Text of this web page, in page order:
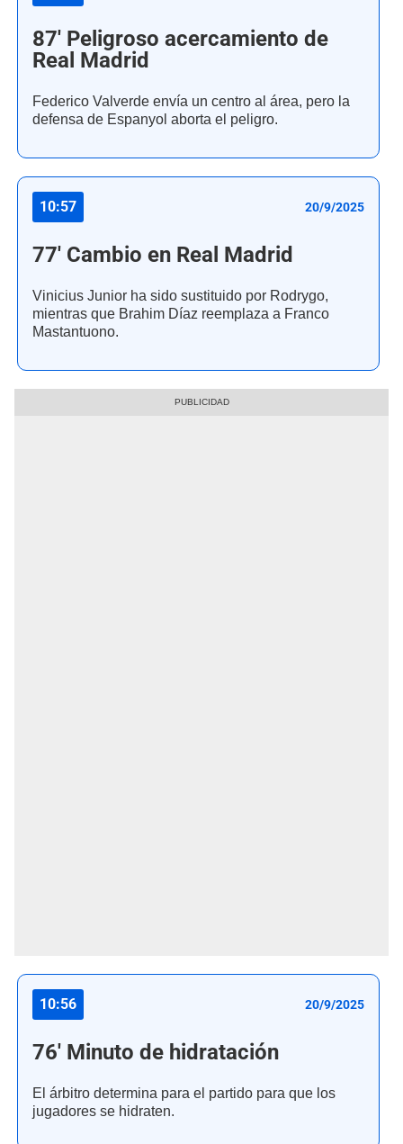
87' Peligroso acercamiento de
Real Madrid
Federico Valverde envía un centro al área, pero la
defensa de Espanyol aborta el peligro.
10:57 20/9/2025
77' Cambio en Real Madrid
Vinicius Junior ha sido sustituido por Rodrygo,
mientras que Brahim Díaz reemplaza a Franco
Mastantuono.
10:56 20/9/2025
76' Minuto de hidratación
El árbitro determina para el partido para que los
jugadores se hidraten.